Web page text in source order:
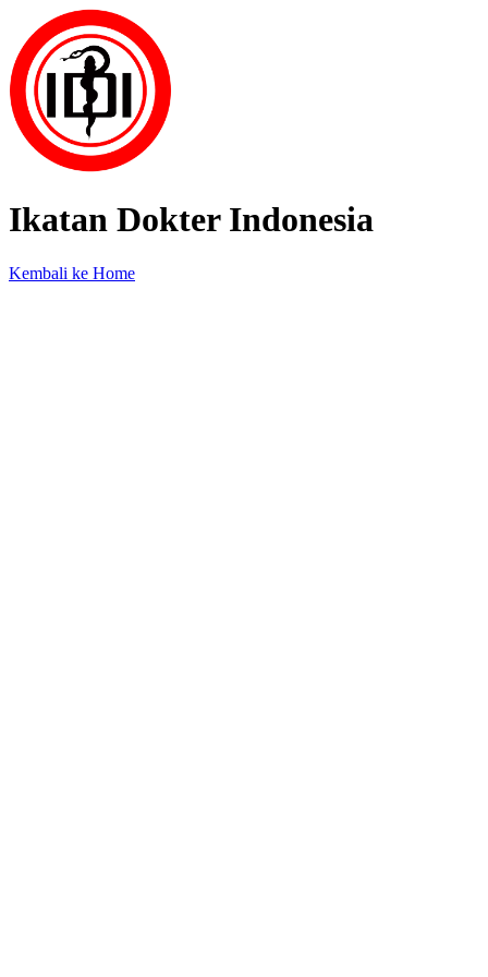
Ikatan Dokter Indonesia
Kembali ke Home